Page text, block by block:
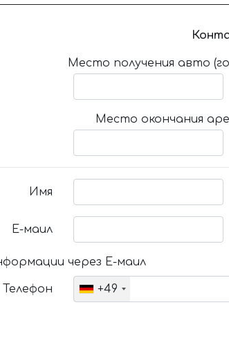
Место получения авто
Место окончания
Имя
Е-маил
через Е-маил
Телефон +49